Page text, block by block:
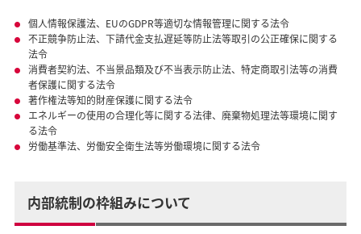
個人情報保護法、EUのGDPR等適切な情報管理に関する法令
不正競争防止法、下請代金支払遅延等防止法等取引の公正確保に関する
法令
消費者契約法、不当景品類及び不当表示防止法、特定商取引法等の消費
者保護に関する法令
著作権法等知的財産保護に関する法令
エネルギーの使用の合理化等に関する法律、廃棄物処理法等環境に関す
る法令
労働基準法、労働安全衛生法等労働環境に関する法令
内部統制の枠組みについて